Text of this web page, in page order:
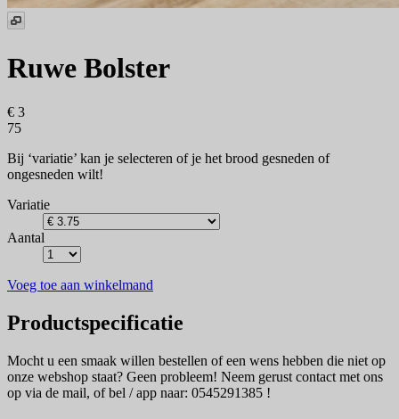
Ruwe Bolster
€ 3
75
Bij ‘variatie’ kan je selecteren of je het brood gesneden of
ongesneden wilt!
Variatie
Aantal
Voeg toe aan winkelmand
Productspecificatie
Mocht u een smaak willen bestellen of een wens hebben die niet op
onze webshop staat? Geen probleem! Neem gerust contact met ons
op via de mail, of bel / app naar: 0545291385 !